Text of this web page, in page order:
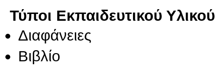
Τύποι Εκπαιδευτικού Υλικού
Διαφάνειες
Βιβλίο